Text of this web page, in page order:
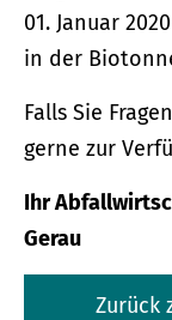
01. Januar
in der
Falls Sie
gerne zur
Ihr
Gerau
Zurück